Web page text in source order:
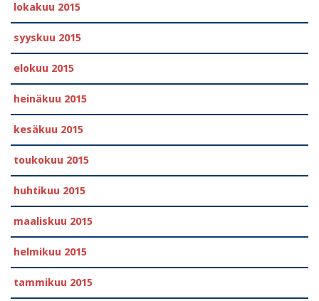
lokakuu 2015
syyskuu 2015
elokuu 2015
heinäkuu 2015
kesäkuu 2015
toukokuu 2015
huhtikuu 2015
maaliskuu 2015
helmikuu 2015
tammikuu 2015